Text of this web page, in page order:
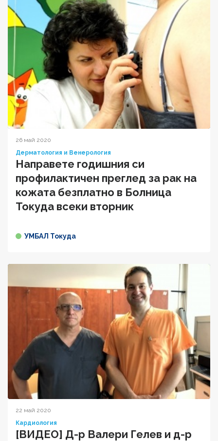
26 май 2020
Дерматология и Венерология
Направете годишния си
профилактичен преглед за рак на
кожата безплатно в Болница
Токуда всеки вторник
УМБАЛ Токуда
22 май 2020
Кардиология
[ВИДЕО] Д-р Валери Гелев и д-р